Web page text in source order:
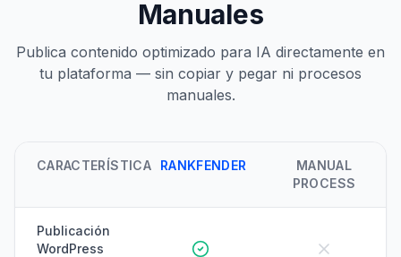
Manuales
Publica contenido optimizado para IA directamente en
tu plataforma — sin copiar y pegar ni procesos
manuales.
CARACTERÍSTICA RANKFENDER
MANUAL
PROCESS
Publicación
WordPress